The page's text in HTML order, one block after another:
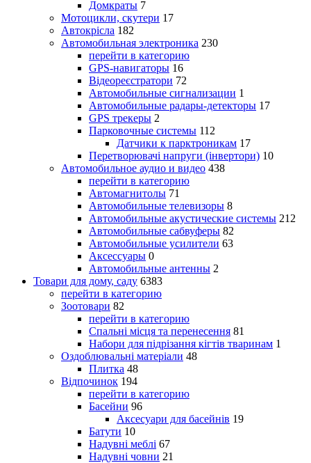
Домкраты 7
Мотоцикли, скутери 17
Автокрісла 182
Автомобильная электроника 230
перейти в категорию
GPS-навигаторы 16
Відеореєстратори 72
Автомобильные сигнализации 1
Автомобильные радары-детекторы 17
GPS трекеры 2
Парковочные системы 112
Датчики к парктроникам 17
Перетворювачі напруги (інвертори) 10
Автомобильное аудио и видео 438
перейти в категорию
Автомагнитолы 71
Автомобильные телевизоры 8
Автомобильные акустические системы 212
Автомобильные сабвуферы 82
Автомобильные усилители 63
Аксессуары 0
Автомобильные антенны 2
Товари для дому, саду 6383
перейти в категорию
Зоотовари 82
перейти в категорию
Спальні місця та перенесення 81
Набори для підрізання кігтів тваринам 1
Оздоблювальні матеріали 48
Плитка 48
Відпочинок 194
перейти в категорию
Басейни 96
Аксесуари для басейнів 19
Батути 10
Надувні меблі 67
Надувні човни 21